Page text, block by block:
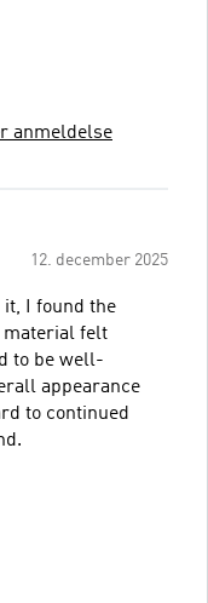
anmeldelse
12. december 2025
it, I found the
material felt
to be well-
appearance
to continued